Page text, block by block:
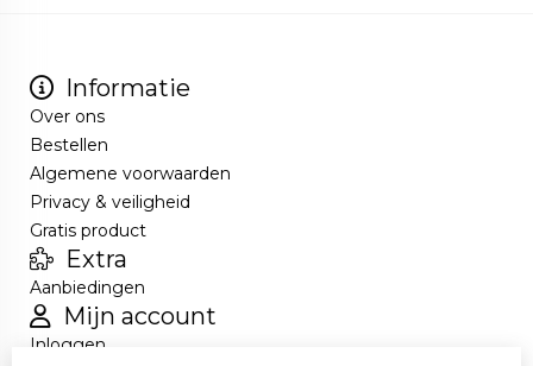
Informatie
Over ons
Bestellen
Algemene voorwaarden
Privacy & veiligheid
Gratis product
Extra
Aanbiedingen
Mijn account
Inloggen